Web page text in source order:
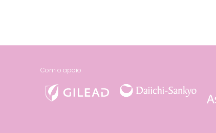
Com o apoio